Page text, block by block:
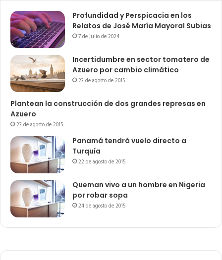
Profundidad y Perspicacia en los
Relatos de José María Mayoral Subias
7 de julio de 2024
Incertidumbre en sector tomatero de
Azuero por cambio climático
23 de agosto de 2015
Plantean la construcción de dos grandes represas en
Azuero
23 de agosto de 2015
Panamá tendrá vuelo directo a
Turquía
22 de agosto de 2015
Queman vivo a un hombre en Nigeria
por robar sopa
24 de agosto de 2015